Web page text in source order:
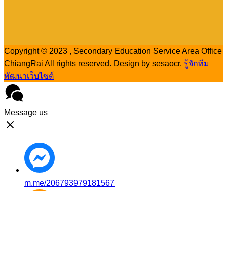
Copyright © 2023 , Secondary Education Service Area Office
ChiangRai All rights reserved. Design by sesaocr. รู้จักทีม
พัฒนาเว็บไซต์
Message us
m.me/206793979181567